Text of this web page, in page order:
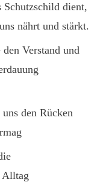
Schutzschild dient,
nährt und stärkt.
Verstand und
den Rücken
Alltag